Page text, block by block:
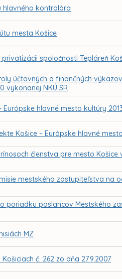
hlavného kontrolóra
mesta Košice
spoločnosti Tepláreň
účtovných a finančných
vykonanej NKÚ SR
hlavné mesto kultúry
Košice – Európske hlavné
členstva pre mesto Košice
mestského zastupiteľstva na
poriadku poslancov Mestského
MZ
č. 262 zo dňa 27.9.2007